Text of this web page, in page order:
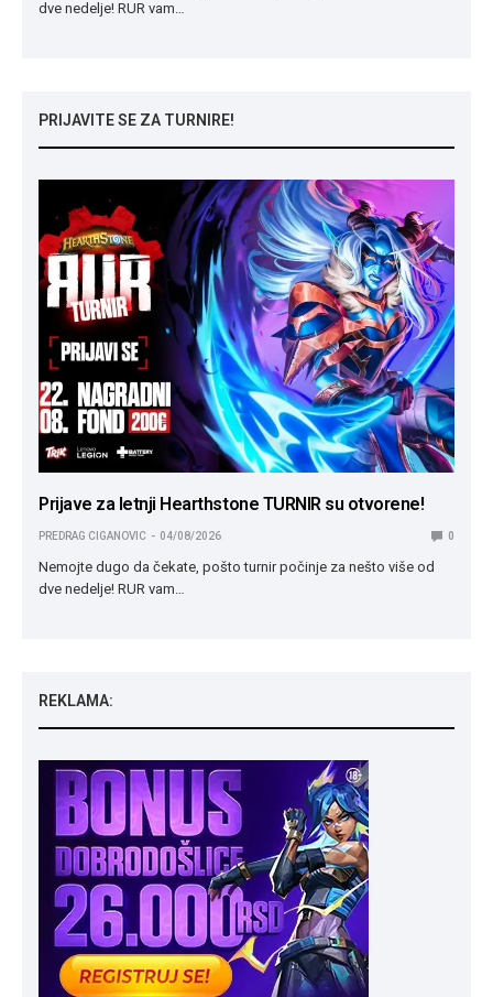
dve nedelje! RUR vam…
PRIJAVITE SE ZA TURNIRE!
Prijave za letnji Hearthstone TURNIR su otvorene!
PREDRAG CIGANOVIC 04/08/2026 0
Nemojte dugo da čekate, pošto turnir počinje za nešto više od
dve nedelje! RUR vam…
REKLAMA: